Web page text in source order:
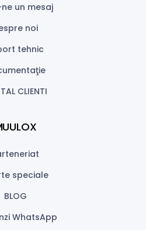
un mesaj
noi
tehnic
CLIENTI
speciale
BLOG
WhatsApp